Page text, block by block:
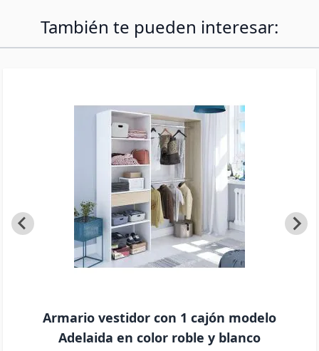
suelo.
También te pueden interesar:
Armario vestidor con 1 cajón modelo
Adelaida en color roble y blanco